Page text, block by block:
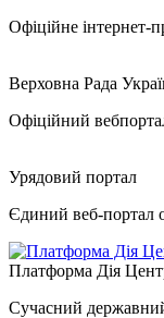
Офіційне інтернет-
Верховна Рада
Офіційний
Урядовий портал
Єдиний веб-портал
Платформа Дія
Сучасний